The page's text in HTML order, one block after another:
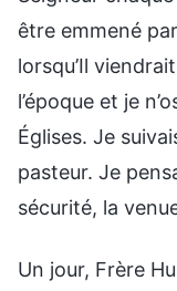
être emmené
lorsqu’Il
l’époque et je
Églises. Je
pasteur. Je
sécurité, la
Un jour, Frère